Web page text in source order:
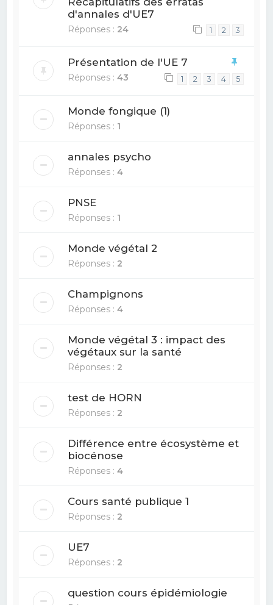
d'annales d'UE7
Réponses : 24 1 2 3
Présentation de l'UE 7
Réponses :43 1 2 3 4 5
Monde fongique (1)
Réponses : 1
annales psycho
Réponses :4
PNSE
Réponses : 1
Monde végétal 2
Réponses : 2
Champignons
Réponses :4
Monde végétal 3 : impact des
végétaux sur la santé
Réponses : 2
test de HORN
Réponses : 2
Différence entre écosystème et
biocénose
Réponses :4
Cours santé publique 1
Réponses : 2
UE7
Réponses : 2
question cours épidémiologie